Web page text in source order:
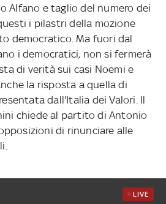
Alfano e taglio del numero dei
i pilastri della mozione
democratico. Ma fuori dal
i democratici, non si fermerà
di verità sui casi Noemi e
la risposta a quella di
dall'Italia dei Valori. Il
chiede al partito di Antonio
di rinunciare alle
LIVE